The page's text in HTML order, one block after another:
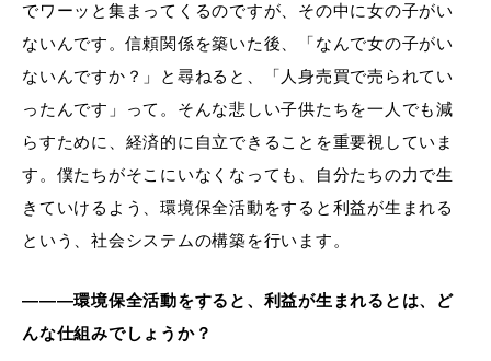
でワーッと集まってくるのですが、その中に女の子がい
ないんです。信頼関係を築いた後、「なんで女の子がい
ないんですか？」と尋ねると、「人身売買で売られてい
ったんです」って。そんな悲しい子供たちを一人でも減
らすために、経済的に自立できることを重要視していま
す。僕たちがそこにいなくなっても、自分たちの力で生
きていけるよう、環境保全活動をすると利益が生まれる
という、社会システムの構築を行います。
―――環境保全活動をすると、利益が生まれるとは、ど
んな仕組みでしょうか？